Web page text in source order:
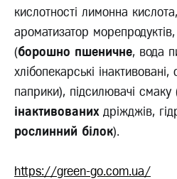
кислотності лимонна
ароматизатор
(борошно пшеничне, вода
хлібопекарські інактивовані,
паприки), підсилювачі смаку
інактивованих дріжджів,
рослинний білок).
https://green-go.com.ua/